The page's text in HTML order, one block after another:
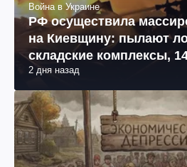
Война в Украине
РФ осуществила
на Киевщину: пылают
складские комплексы,
раненых (фото, видео)
2 дня назад